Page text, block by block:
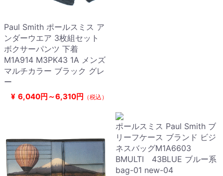
Paul Smith ポールスミス ア
ンダーウエア 3枚組セット
ボクサーパンツ 下着
M1A914 M3PK43 1A メンズ
マルチカラー ブラック グレ
ー
¥ 6,040円～6,310円 （税込）
ポールスミス Paul Smith ブ
リーフケース ブランド ビジ
ネスバッグM1A6603
BMULTI 43BLUE ブルー系
bag-01 new-04